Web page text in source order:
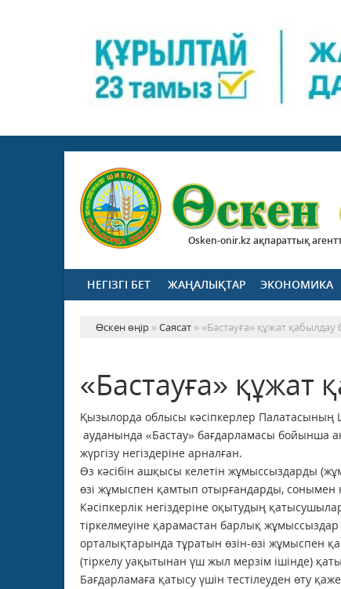
Osken-onir.kz ақпараттық
НЕГІЗГІ БЕТ ЖАҢАЛЫҚТАР ЭКОНОМИКА
Өскен өңір »Саясат » «Бастауға» құжат қабылдау
«Бастауға» құжат
Қызылорда облысы кәсіпкерлер
ауданында «Бастау» бағдарламасы бойынша
жүргізу негіздеріне арналған.
Өз кәсібін ашқысы келетін жұмыссыздарды
өзі жұмыспен қамтып отырғандарды, сонымен
Кәсіпкерлік негіздеріне оқытудың
тіркелмеуіне қарамастан барлық
орталықтарында тұратын өзін-өзі жұмыспен
(тіркелу уақытынан үш жыл мерзім ішінде)
Бағдарламаға қатысу үшін тестілеуден өту